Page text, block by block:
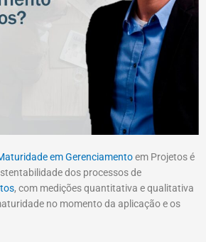
em Gerenciamentoem Projetos é
dos processos de
, com medições quantitativa e qualitativa
no momento da aplicação e os